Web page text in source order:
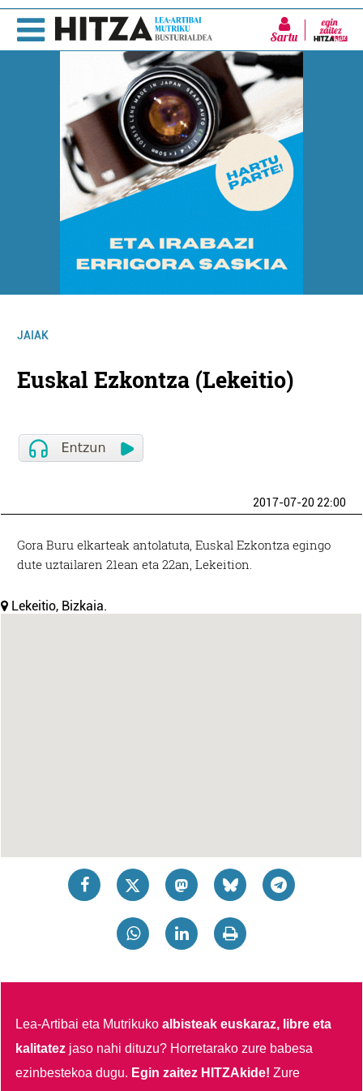
Sartu
JAIAK
Euskal Ezkontza (Lekeitio)
2017-07-20 22:00
Gora Buru elkarteak antolatuta, Euskal Ezkontza egingo
dute uztailaren 21ean eta 22an, Lekeition.
Lekeitio, Bizkaia.
Lea-Artibai eta Mutrikukoalbisteak euskaraz, libre eta
kalitatez jaso nahi dituzu? Horretarako zure babesa
ezinbestekoa dugu. Egin zaitez HITZAkide!Zure